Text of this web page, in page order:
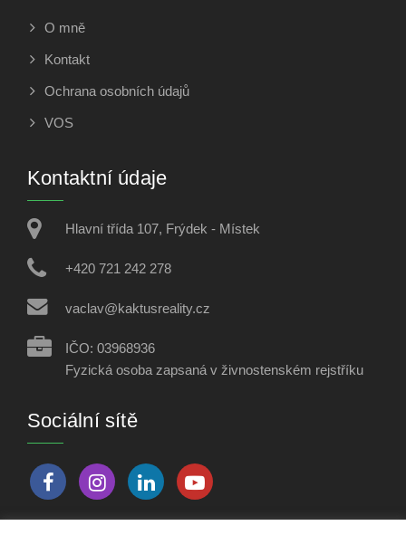
O mně
Kontakt
Ochrana osobních údajů
VOS
Kontaktní údaje
Hlavní třída 107, Frýdek - Místek
+420 721 242 278
vaclav@kaktusreality.cz
IČO: 03968936
Fyzická osoba zapsaná v živnostenském rejstříku
Sociální sítě